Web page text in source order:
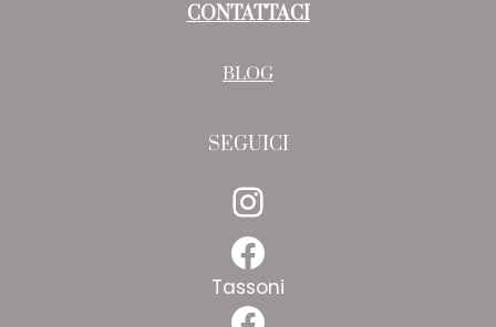
CONTATTACI
BLOG
SEGUICI
Instagram
Facebook
Tassoni